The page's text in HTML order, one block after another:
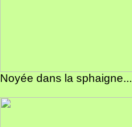
Noyée dans la sphaigne...